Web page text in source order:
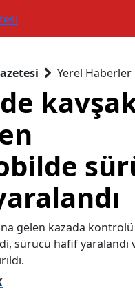
Yerel Haberler
gelen kazada
sürücü hafif yaralandı